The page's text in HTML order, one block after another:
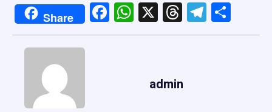
Share Facebook
WhatsApp
X Threads
admin